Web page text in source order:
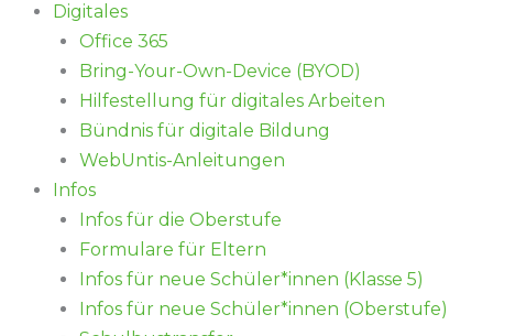
Digitales
Office 365
Bring-Your-Own-Device (BYOD)
Hilfestellung für digitales Arbeiten
Bündnis für digitale Bildung
WebUntis-Anleitungen
Infos
Infos für die Oberstufe
Formulare für Eltern
Infos für neue Schüler*innen (Klasse 5)
Infos für neue Schüler*innen (Oberstufe)